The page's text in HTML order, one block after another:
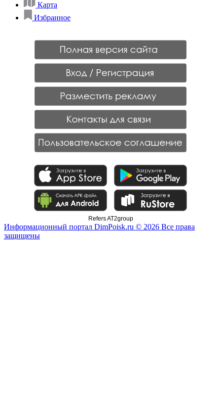
Карта
Избранное
Refers AT2group
Информационный портал DimPoisk.ru © 2026 Все права
защищены